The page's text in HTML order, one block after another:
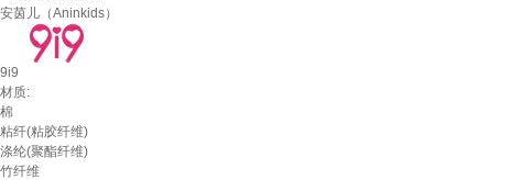
安茵儿（Aninkids）
9i9
材质:
棉
粘纤(粘胶纤维)
涤纶(聚酯纤维)
竹纤维